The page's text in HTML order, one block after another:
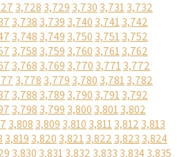
3,728 3,729 3,730 3,7313,732
3,738 3,739 3,740 3,7413,742
3,748 3,749 3,750 3,7513,752
3,758 3,759 3,760 3,7613,762
3,768 3,769 3,770 3,7713,772
3,778 3,779 3,780 3,7813,782
3,788 3,789 3,790 3,7913,792
3,798 3,799 3,800 3,8013,802
3,808 3,809 3,810 3,8113,812 3,813
3,819 3,820 3,8213,822 3,823 3,824
3,830 3,8313,832 3,833 3,8343,835